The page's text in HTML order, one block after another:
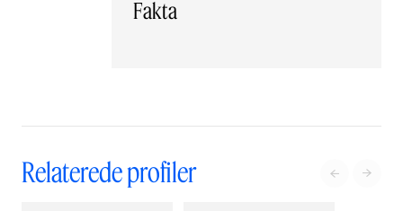
Fakta
Relaterede profiler  